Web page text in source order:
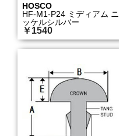
HOSCO
HF-M1-P24 ミディアム ニ
ッケルシルバー
￥1540